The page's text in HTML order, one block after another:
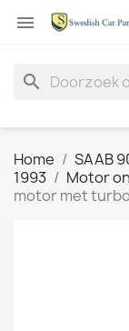

search
Home SAAB
1993
Motor
motor met turbo